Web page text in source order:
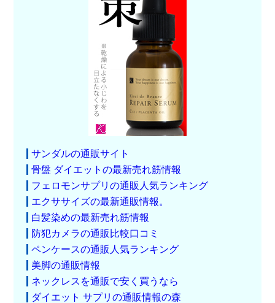
サンダルの通販サイト
骨盤 ダイエットの最新売れ筋情報
フェロモンサプリの通販人気ランキング
エクササイズの最新通販情報。
白髪染めの最新売れ筋情報
防犯カメラの通販比較口コミ
ペンケースの通販人気ランキング
美脚の通販情報
ネックレスを通販で安く買うなら
ダイエット サプリの通販情報の森